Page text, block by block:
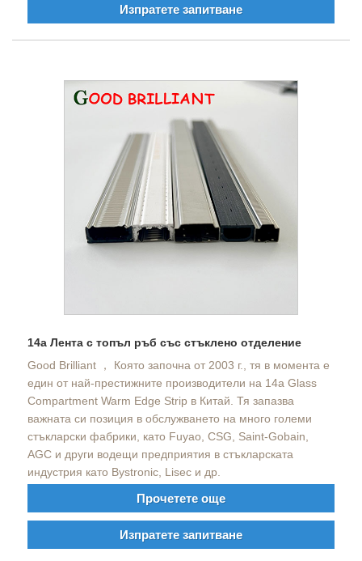
Изпратете запитване
14a Лента с топъл ръб със стъклено отделение
Good Brilliant ， Която започна от 2003 г., тя в момента е
един от най-престижните производители на 14a Glass
Compartment Warm Edge Strip в Китай. Тя запазва
важната си позиция в обслужването на много големи
стъкларски фабрики, като Fuyao, CSG, Saint-Gobain,
AGC и други водещи предприятия в стъкларската
индустрия като Bystronic, Lisec и др.
Прочетете още
Изпратете запитване